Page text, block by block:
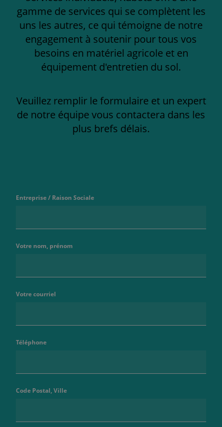
gamme de services qui se complètent les
uns les autres, ce qui témoigne de notre
engagement à soutenir pour tous vos
besoins en matériel agricole et en
équipement d'entretien du sol.
Veuillez remplir le formulaire et un expert
de notre équipe vous contactera dans les
plus brefs délais.
Entreprise / Raison Sociale
Votre nom, prénom
Votre courriel
Téléphone
Code Postal, Ville